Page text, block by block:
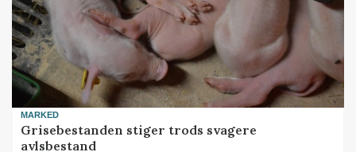
MARKED
Grisebestanden stiger trods svagere
avlsbestand